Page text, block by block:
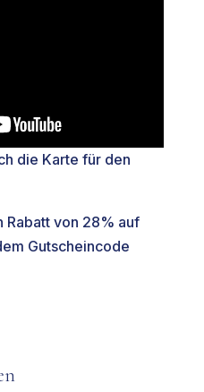
die Karte für den
Rabatt von 28% auf
Gutscheincode